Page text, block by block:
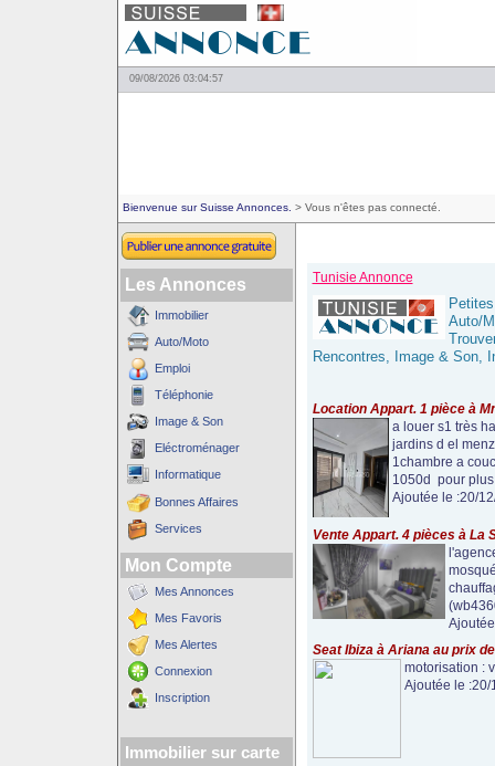
09/08/2026 03:04:57
Bienvenue sur Suisse Annonces. > Vous n'êtes pas connecté.
Les Annonces
Immobilier
Auto/Moto
Emploi
Téléphonie
Image & Son
Eléctroménager
Informatique
Bonnes Affaires
Services
Mon Compte
Mes Annonces
Mes Favoris
Mes Alertes
Connexion
Inscription
Immobilier sur carte
Tunisie Annonce
Auto/
Rencontres, Image & Son,
Location Appart. 1 pièce à
a louer s1 très
jardins d el
1chambre a
1050d pour
Ajoutée le :20/
Vente Appart. 4 pièces à La
Seat Ibiza à Ariana au prix
motorisation :
Ajoutée le :20/